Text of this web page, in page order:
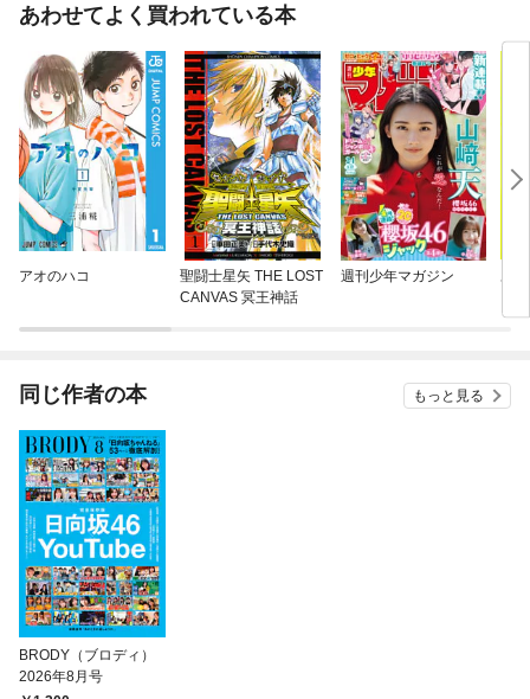
あわせてよく買われている本
アオのハコ
聖闘士星矢 THE LOST
CANVAS 冥王神話
週刊少年マガジン あ
同じ作者の本 もっと見る
BRODY（ブロディ）
2026年8月号